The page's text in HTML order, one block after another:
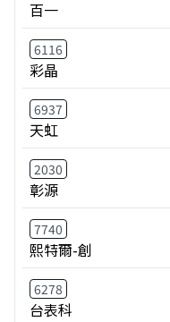
百一
6116
彩晶
6937
天虹
2030
彰源
7740
熙特爾-創
6278
台表科